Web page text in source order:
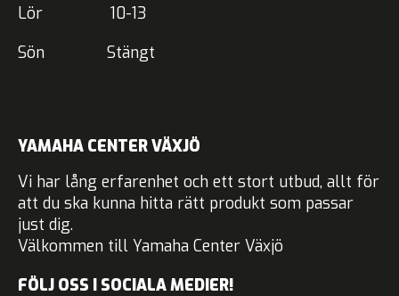
Lör 10-13
Sön Stängt
YAMAHA CENTER VÄXJÖ
Vi har lång erfarenhet och ett stort utbud, allt för
att du ska kunna hitta rätt produkt som passar
just dig.
Välkommen till Yamaha Center Växjö
FÖLJ OSS I SOCIALA MEDIER!